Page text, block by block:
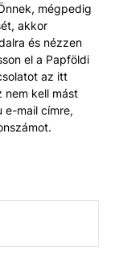
mégpedig
akkor
és nézzen
el a Papföldi
az itt
nem kell mást
e-mail címre,